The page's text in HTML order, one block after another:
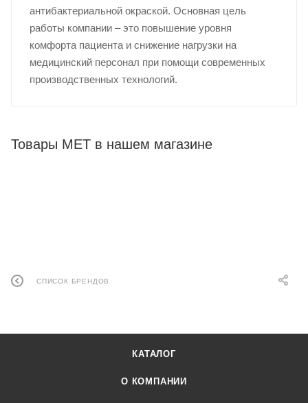
антибактериальной окраской. Основная цель
работы компании – это повышение уровня
комфорта пациента и снижение нагрузки на
медицинский персонал при помощи современных
производственных технологий.
Товары МЕТ в нашем магазине
СПИСОК БРЕНДОВ
КАТАЛОГ
О КОМПАНИИ